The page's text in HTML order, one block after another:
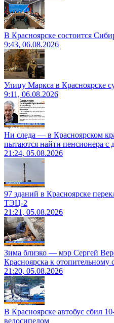
В Красноярске состоится
9:43, 06.08.2026
Улицу Маркса в Красноярске
9:11, 06.08.2026
Ни следа — в Красноярском
пытаются найти пенсионера с
21:24, 05.08.2026
97 зданий в Красноярске
ТЭЦ-2
21:21, 05.08.2026
Зима близко — мэр Сергей
Красноярска к отопительному
21:20, 05.08.2026
В Красноярске автобус сбил
велосипедом